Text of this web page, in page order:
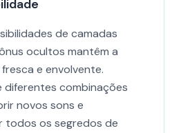
de camadas
ocultos mantêm a
e envolvente.
diferentes combinações
novos sons e
todos os segredos de